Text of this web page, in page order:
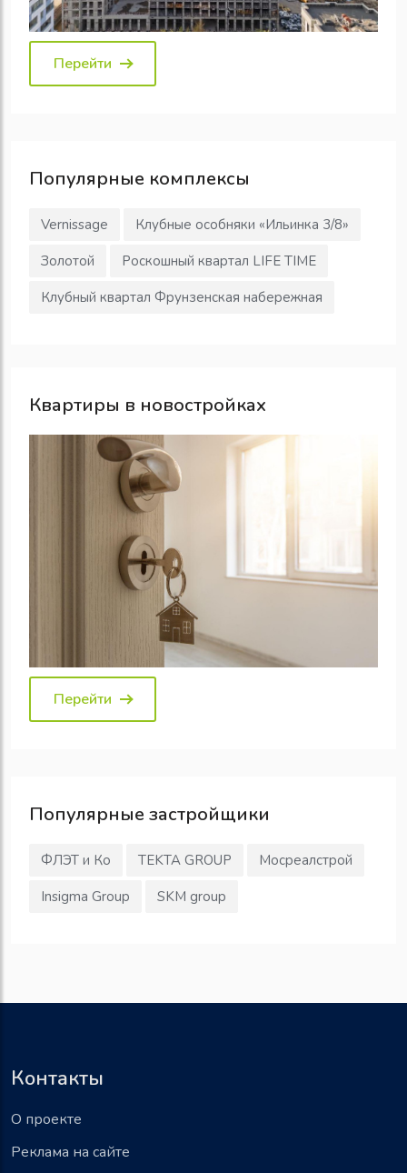
Перейти
Популярные комплексы
Vernissage
Клубные особняки «Ильинка 3/8»
Золотой
Роскошный квартал LIFE TIME
Клубный квартал Фрунзенская набережная
Квартиры в новостройках
Перейти
Популярные застройщики
ФЛЭТ и Ко TEKTA GROUP
Мосреалстрой
Insigma Group
SKM group
Контакты
О проекте
Реклама на сайте